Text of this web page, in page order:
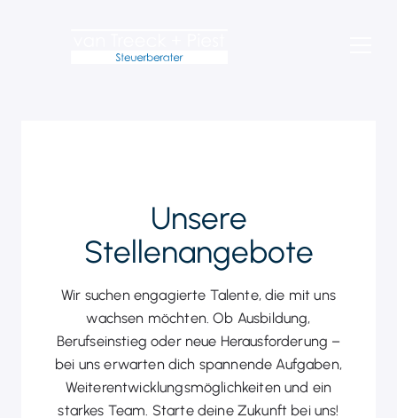
Unsere
Stellenangebote
Wir suchen engagierte Talente, die mit uns
wachsen möchten. Ob Ausbildung,
Berufseinstieg oder neue Herausforderung –
bei uns erwarten dich spannende Aufgaben,
Weiterentwicklungsmöglichkeiten und ein
starkes Team. Starte deine Zukunft bei uns!